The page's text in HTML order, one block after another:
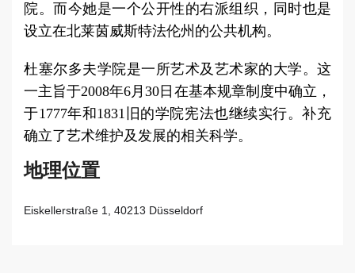
院。而今她是一个公开性的右派组织，同时也是
设立在北莱茵威斯特法伦州的公共机构。
杜塞尔多夫学院是一所艺术及艺术家的大学。这
一主旨于2008年6月30日在基本规章制度中确立，
于1777年和1831旧的学院宪法也继续实行。补充
确立了艺术维护及发展的相关科学。
地理位置
Eiskellerstraße 1, 40213 Düsseldorf